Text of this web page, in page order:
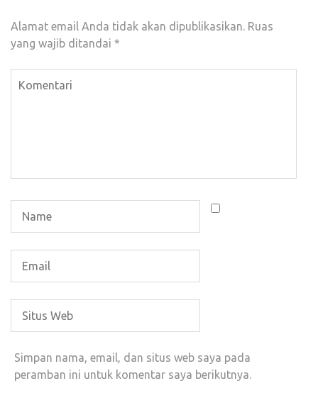
Alamat email Anda tidak akan dipublikasikan. Ruas
yang wajib ditandai *
Simpan nama, email, dan situs web saya pada
peramban ini untuk komentar saya berikutnya.